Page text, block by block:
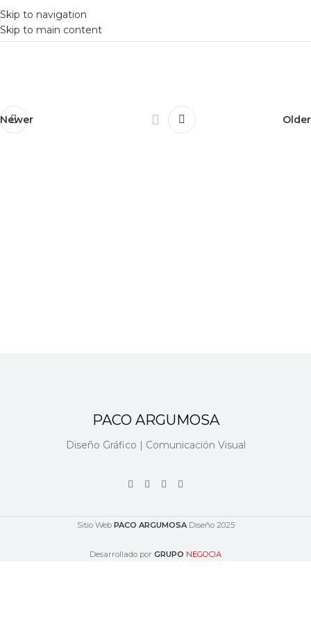
Skip to navigation
Skip to main content
Newer Older
PACO ARGUMOSA
Diseño Gráfico | Comunicación Visual
Sitio Web PACO ARGUMOSADiseño 2025
Desarrollado por GRUPO NEGOCIA